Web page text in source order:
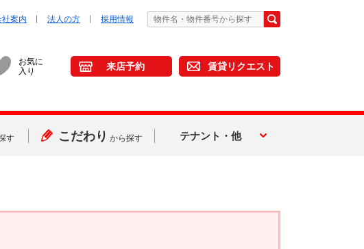
社案内 法人の方 採用情報
お気に
入り
来店予約 賃貸リクエスト
す こだわり から探す テナント・他